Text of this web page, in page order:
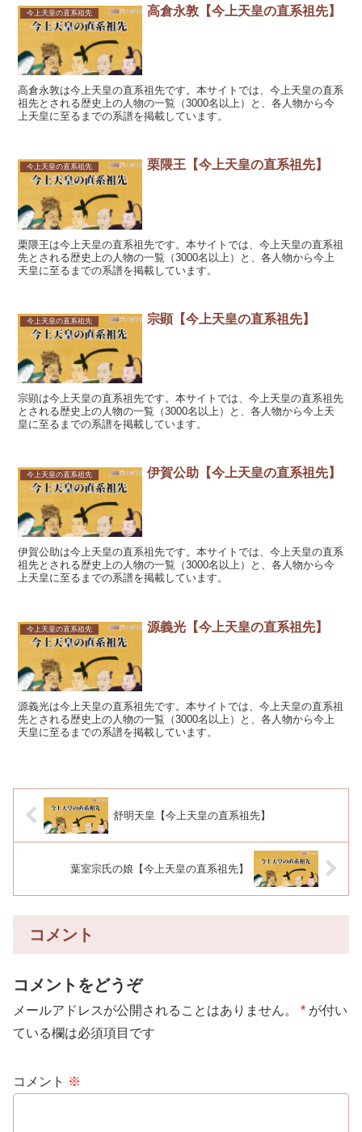
今上天皇の直系祖先 高倉永敦【今上天皇の直系祖先】
高倉永敦は今上天皇の直系祖先です。本サイトでは、今上天皇の直系
祖先とされる歴史上の人物の一覧（3000名以上）と、各人物から今
上天皇に至るまでの系譜を掲載しています。
今上天皇の直系祖先 栗隈王【今上天皇の直系祖先】
栗隈王は今上天皇の直系祖先です。本サイトでは、今上天皇の直系祖
先とされる歴史上の人物の一覧（3000名以上）と、各人物から今上
天皇に至るまでの系譜を掲載しています。
今上天皇の直系祖先 宗顕【今上天皇の直系祖先】
宗顕は今上天皇の直系祖先です。本サイトでは、今上天皇の直系祖先
とされる歴史上の人物の一覧（3000名以上）と、各人物から今上天
皇に至るまでの系譜を掲載しています。
今上天皇の直系祖先 伊賀公助【今上天皇の直系祖先】
伊賀公助は今上天皇の直系祖先です。本サイトでは、今上天皇の直系
祖先とされる歴史上の人物の一覧（3000名以上）と、各人物から今
上天皇に至るまでの系譜を掲載しています。
今上天皇の直系祖先 源義光【今上天皇の直系祖先】
源義光は今上天皇の直系祖先です。本サイトでは、今上天皇の直系祖
先とされる歴史上の人物の一覧（3000名以上）と、各人物から今上
天皇に至るまでの系譜を掲載しています。
舒明天皇【今上天皇の直系祖先】
葉室宗氏の娘【今上天皇の直系祖先】
コメント
コメントをどうぞ
メールアドレスが公開されることはありません。 * が付い
ている欄は必須項目です
コメント ※